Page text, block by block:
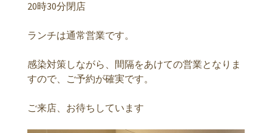
20時30分閉店
ランチは通常営業です。
感染対策しながら、間隔をあけての営業となりま
すので、ご予約が確実です。
ご来店、お待ちしています